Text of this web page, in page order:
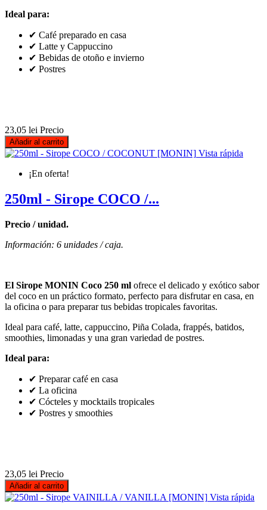
Ideal para:
✔ Café preparado en casa
✔ Latte y Cappuccino
✔ Bebidas de otoño e invierno
✔ Postres
23,05 lei Precio
Añadir al carrito
Vista rápida
¡En oferta!
250ml - Sirope COCO /...
Precio / unidad.
Información: 6 unidades / caja.
El Sirope MONIN Coco 250 ml ofrece el delicado y exótico sabor
del coco en un práctico formato, perfecto para disfrutar en casa, en
la oficina o para preparar tus bebidas tropicales favoritas.
Ideal para café, latte, cappuccino, Piña Colada, frappés, batidos,
smoothies, limonadas y una gran variedad de postres.
Ideal para:
✔ Preparar café en casa
✔ La oficina
✔ Cócteles y mocktails tropicales
✔ Postres y smoothies
23,05 lei Precio
Añadir al carrito
Vista rápida